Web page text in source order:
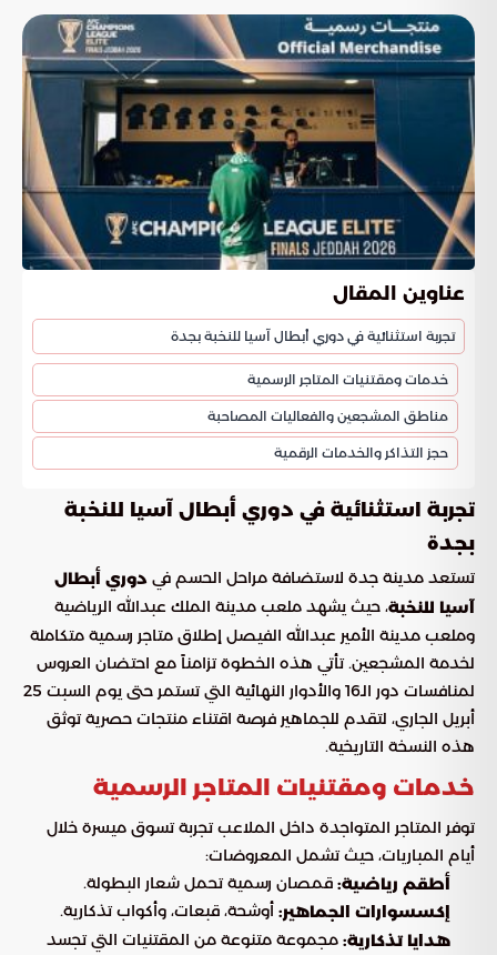
عناوين المقال
تجربة استثنائية في دوري أبطال آسيا للنخبة بجدة
خدمات ومقتنيات المتاجر الرسمية
مناطق المشجعين والفعاليات المصاحبة
حجز التذاكر والخدمات الرقمية
تجربة استثنائية في دوري أبطال آسيا للنخبة
بجدة
تستعد مدينة جدة لاستضافة مراحل الحسم في دوري أبطال
آسيا للنخبة، حيث يشهد ملعب مدينة الملك عبدالله الرياضية
وملعب مدينة الأمير عبدالله الفيصل إطلاق متاجر رسمية متكاملة
لخدمة المشجعين. تأتي هذه الخطوة تزامناً مع احتضان العروس
لمنافسات دور الـ16 والأدوار النهائية التي تستمر حتى يوم السبت 25
أبريل الجاري، لتقدم للجماهير فرصة اقتناء منتجات حصرية توثق
هذه النسخة التاريخية.
خدمات ومقتنيات المتاجر الرسمية
توفر المتاجر المتواجدة داخل الملاعب تجربة تسوق ميسرة خلال
أيام المباريات، حيث تشمل المعروضات:
أطقم رياضية: قمصان رسمية تحمل شعار البطولة.
إكسسوارات الجماهير: أوشحة، قبعات، وأكواب تذكارية.
هدايا تذكارية: مجموعة متنوعة من المقتنيات التي تجسد